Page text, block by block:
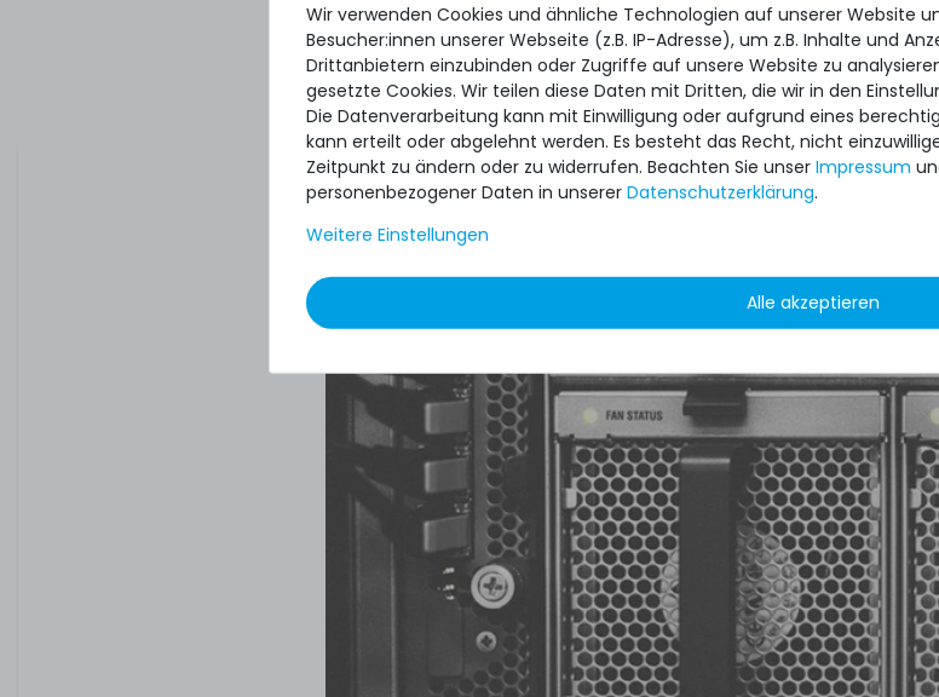
Zustand:
neu, originalverpackt
Lieferumfang:
1x Montagekit
Wir verwenden Cookies und ähnliche Technologien auf unserer Website
Besucher:innen unserer Webseite (z.B. IP-Adresse), um z.B. Inhalte und
Drittanbietern einzubinden oder Zugriffe auf unsere Website zu
gesetzte Cookies. Wir teilen diese Daten mit Dritten, die wir in den
Die Datenverarbeitung kann mit Einwilligung oder aufgrund eines
kann erteilt oder abgelehnt werden. Es besteht das Recht, nicht
Zeitpunkt zu ändern oder zu widerrufen. Beachten Sie unser Impressum
personenbezogener Daten in unserer Daten­schutz­erklärung.
Weitere Einstellungen
Alle akzeptieren